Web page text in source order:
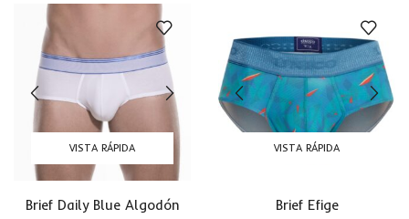
VISTA RÁPIDA
Brief Daily Blue Algodón
VISTA RÁPIDA
Brief Efige